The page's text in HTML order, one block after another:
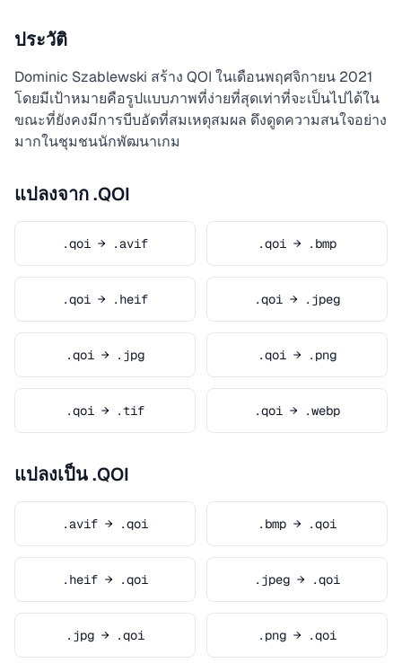
ประวัติ
Dominic Szablewski สร้าง QOI ในเดือนพฤศจิกายน 2021
โดยมีเป้าหมายคือรูปแบบภาพที่ง่ายที่สุดเท่าที่จะเป็นไปได้ใน
ขณะที่ยังคงมีการบีบอัดที่สมเหตุสมผล ดึงดูดความสนใจอย่าง
มากในชุมชนนักพัฒนาเกม
แปลงจาก .QOI
.qoi → .avif .qoi → .bmp
.qoi → .heif .qoi → .jpeg
.qoi → .jpg .qoi → .png
.qoi → .tif .qoi → .webp
แปลงเป็น .QOI
.avif → .qoi .bmp → .qoi
.heif → .qoi .jpeg → .qoi
.jpg → .qoi .png → .qoi